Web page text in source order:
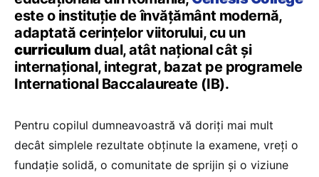
este o instituție de învățământ modernă,
adaptată cerințelor viitorului, cu un
curriculum dual, atât național cât și
internațional, integrat, bazat pe programele
International Baccalaureate (IB).
Pentru copilul dumneavoastră vă doriți mai mult
decât simplele rezultate obținute la examene, vreți o
fundație solidă, o comunitate de sprijin și o viziune